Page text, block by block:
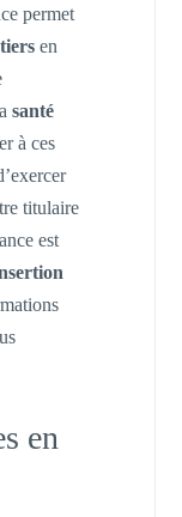
permet
en
santé
à ces
titulaire
est
en